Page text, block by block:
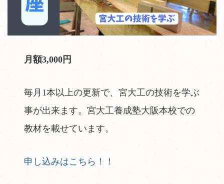
月額3,000円
毎月1本以上の更新で、宮大工の技術を学ぶ
事が出来ます。宮大工養成塾大阪本校での
教材を載せています。
申し込みはこちら！！